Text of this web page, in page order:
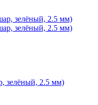
зелёный, 2.5 мм)